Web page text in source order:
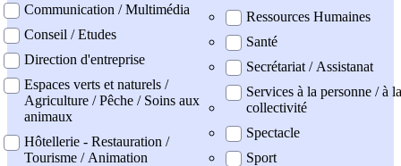
Communication / Multimédia
Conseil / Etudes
Direction d'entreprise
Espaces verts et naturels /
Agriculture / Pêche / Soins aux
animaux
Hôtellerie - Restauration /
Tourisme / Animation
Ressources Humaines
Santé
Secrétariat / Assistanat
Services à la personne / à la
collectivité
Spectacle
Sport